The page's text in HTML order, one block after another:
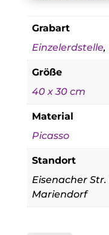
Grabart
Einzelerdstelle,
Größe
40 x 30 cm
Material
Picasso
Standort
Eisenacher Str.
Mariendorf